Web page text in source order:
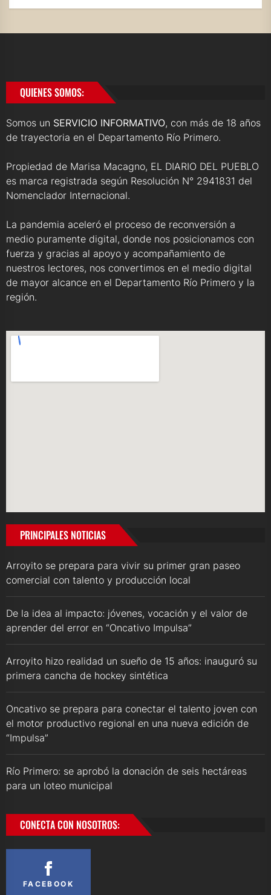
QUIENES SOMOS:
Somos un SERVICIO INFORMATIVO, con más de 18 años
de trayectoria en el Departamento Río Primero.
Propiedad de Marisa Macagno, EL DIARIO DEL PUEBLO
es marca registrada según Resolución N° 2941831 del
Nomenclador Internacional.
La pandemia aceleró el proceso de reconversión a
medio puramente digital, donde nos posicionamos con
fuerza y gracias al apoyo y acompañamiento de
nuestros lectores, nos convertimos en el medio digital
de mayor alcance en el Departamento Río Primero y la
región.
PRINCIPALES NOTICIAS
Arroyito se prepara para vivir su primer gran paseo
comercial con talento y producción local
De la idea al impacto: jóvenes, vocación y el valor de
aprender del error en “Oncativo Impulsa”
Arroyito hizo realidad un sueño de 15 años: inauguró su
primera cancha de hockey sintética
Oncativo se prepara para conectar el talento joven con
el motor productivo regional en una nueva edición de
“Impulsa”
Río Primero: se aprobó la donación de seis hectáreas
para un loteo municipal
CONECTA CON NOSOTROS:
FACEBOOK